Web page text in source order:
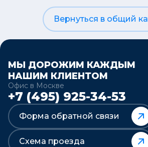
Вернуться в общий
МЫ ДОРОЖИМ КАЖДЫМ
НАШИМ КЛИЕНТОМ
Офис в Москве
+7 (495) 925-34-53
Форма обратной связи
Схема проезда